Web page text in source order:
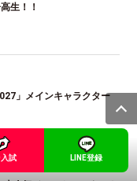
生！！
」メインキャラクター
試 LINE登録